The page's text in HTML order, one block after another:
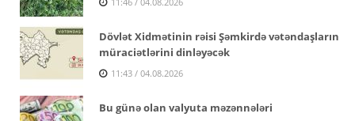
Dövlət Xidmətinin rəisi Şəmkirdə vətəndaşların
müraciətlərini dinləyəcək
11:43 / 04.08.2026
Bu günə olan valyuta məzənnələri